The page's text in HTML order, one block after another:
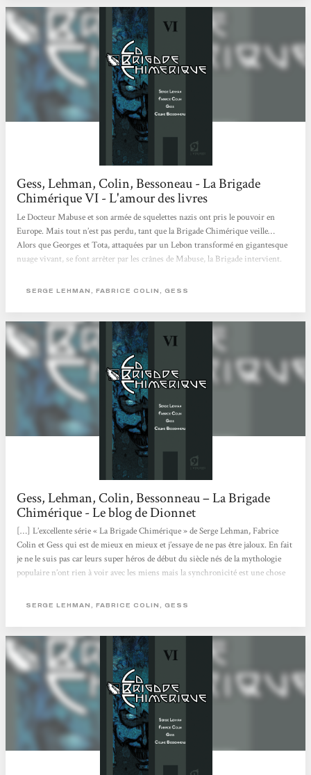
Gess, Lehman, Colin, Bessoneau - La Brigade
Chimérique VI - L'amour des livres
Le Docteur Mabuse et son armée de squelettes nazis ont pris le pouvoir en
Europe. Mais tout n’est pas perdu, tant que la Brigade Chimérique veille…
Alors que Georges et Tota, attaquées par un Lebon transformé en gigantesque
nuage vivant, se font arrêter par les crânes de Mabuse, la Brigade intervient.
: des humains que la guerre des tranchées, en 14-18, a transformé… Un univers
SERGE LEHMAN, FABRICE COLIN, GESS
Gess, Lehman, Colin, Bessonneau – La Brigade
Chimérique - Le blog de Dionnet
[…] L’excellente série « La Brigade Chimérique » de Serge Lehman, Fabrice
Colin et Gess qui est de mieux en mieux et j’essaye de ne pas être jaloux. En fait
je ne le suis pas car leurs super héros de début du siècle nés de la mythologie
populaire n’ont rien à voir avec les miens mais la synchronicité est une chose
maintenant? presque tous en même temps car je sais qu’il y en aura d’autres.
SERGE LEHMAN, FABRICE COLIN, GESS